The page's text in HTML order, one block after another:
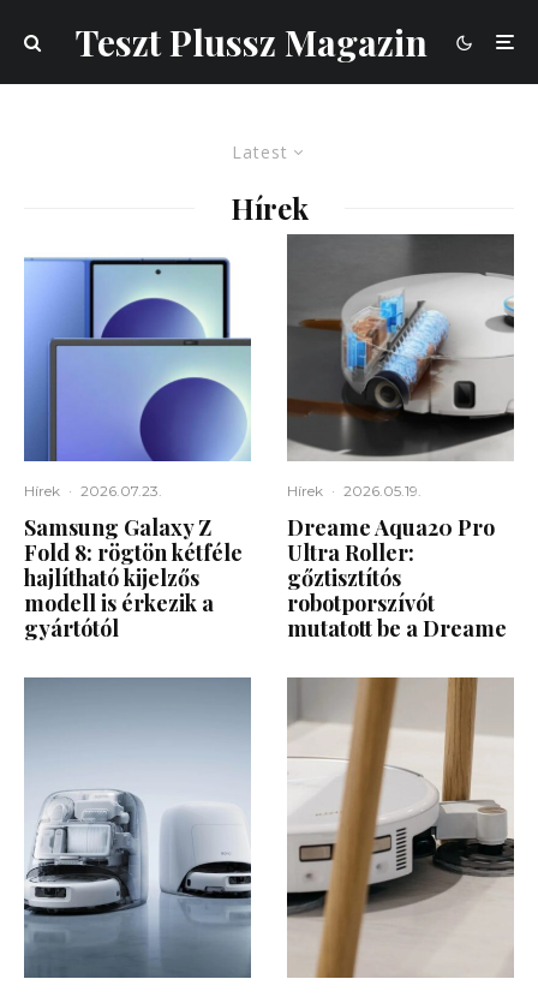
Teszt Plussz Magazin
Latest
Hírek
Hírek · 2026.07.23.
Samsung Galaxy Z
Fold 8: rögtön kétféle
hajlítható kijelzős
modell is érkezik a
gyártótól
Hírek · 2026.05.19.
Dreame Aqua20 Pro
Ultra Roller:
gőztisztítós
robotporszívót
mutatott be a Dreame